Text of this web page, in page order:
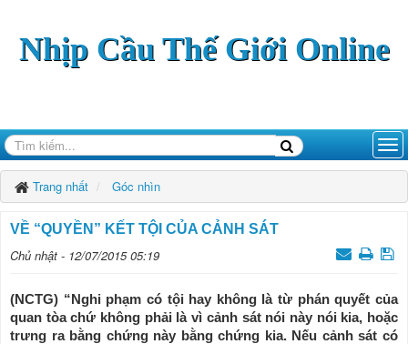
Nhịp Cầu Thế Giới Online
Trang nhất Góc nhìn
VỀ “QUYỀN” KẾT TỘI CỦA CẢNH SÁT
Chủ nhật - 12/07/2015 05:19
(NCTG) “Nghi phạm có tội hay không là từ phán quyết của
quan tòa chứ không phải là vì cảnh sát nói này nói kia, hoặc
trưng ra bằng chứng này bằng chứng kia. Nếu cảnh sát có